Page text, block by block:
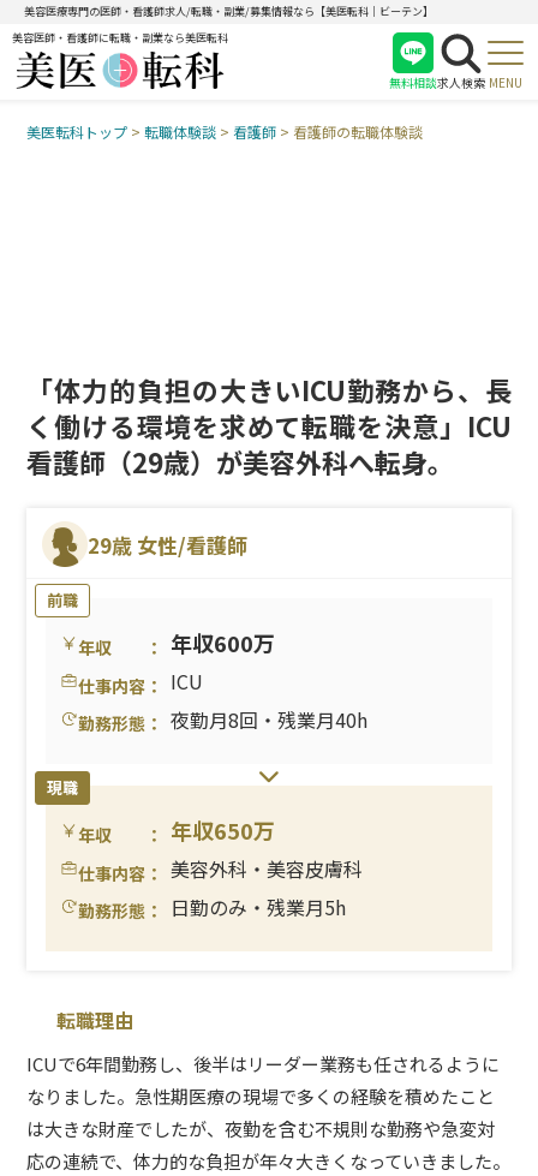
美容医療専門の医師・看護師求人/転職・副業/募集情報なら【美医転科｜ビーテン】
美容医師・看護師に転職・副業なら美医転科
無料相談
医師
求人検索 MENU
美医転科トップ >転職体験談 >看護師 > 看護師の転職体験談
「体力的負担の大きいICU勤務から、長
く働ける環境を求めて転職を決意」ICU
看護師（29歳）が美容外科へ転身。
29歳 女性/看護師
前職
年収 ： 年収600万
仕事内容： ICU
勤務形態： 夜勤月8回・残業月40h
現職
年収 ： 年収650万
仕事内容： 美容外科・美容皮膚科
勤務形態： 日勤のみ・残業月5h
転職理由
ICUで6年間勤務し、後半はリーダー業務も任されるように
なりました。急性期医療の現場で多くの経験を積めたこと
は大きな財産でしたが、夜勤を含む不規則な勤務や急変対
応の連続で、体力的な負担が年々大きくなっていきました。